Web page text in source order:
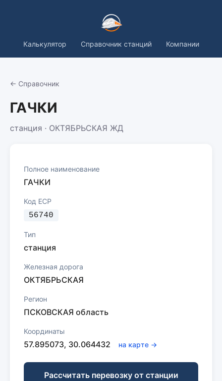
Калькулятор Справочник станций Компании
← Справочник
ГАЧКИ
станция · ОКТЯБРЬСКАЯ ЖД
Полное наименование
ГАЧКИ
Код ЕСР
56740
Тип
станция
Железная дорога
ОКТЯБРЬСКАЯ
Регион
ПСКОВСКАЯ область
Координаты
57.895073, 30.064432 на карте →
Рассчитать перевозку от станции